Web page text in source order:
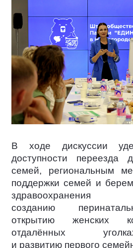
В ходе дискуссии
доступности переезда
семей, региональным
поддержки семей и
созданию
открытию женских
отдалённых
и развитию первого